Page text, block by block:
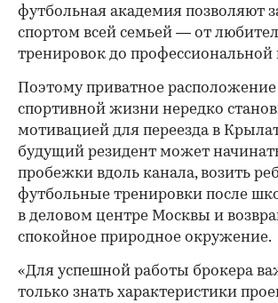
футбольная академия позволяют
спортом всей семьей — от
тренировок до профессиональной
Поэтому приватное расположение
спортивной жизни нередко
мотивацией для переезда в
будущий резидент может
пробежки вдоль канала, возить
футбольные тренировки после
в деловом центре Москвы и
спокойное природное окружение.
«Для успешной работы брокера
только знать характеристики